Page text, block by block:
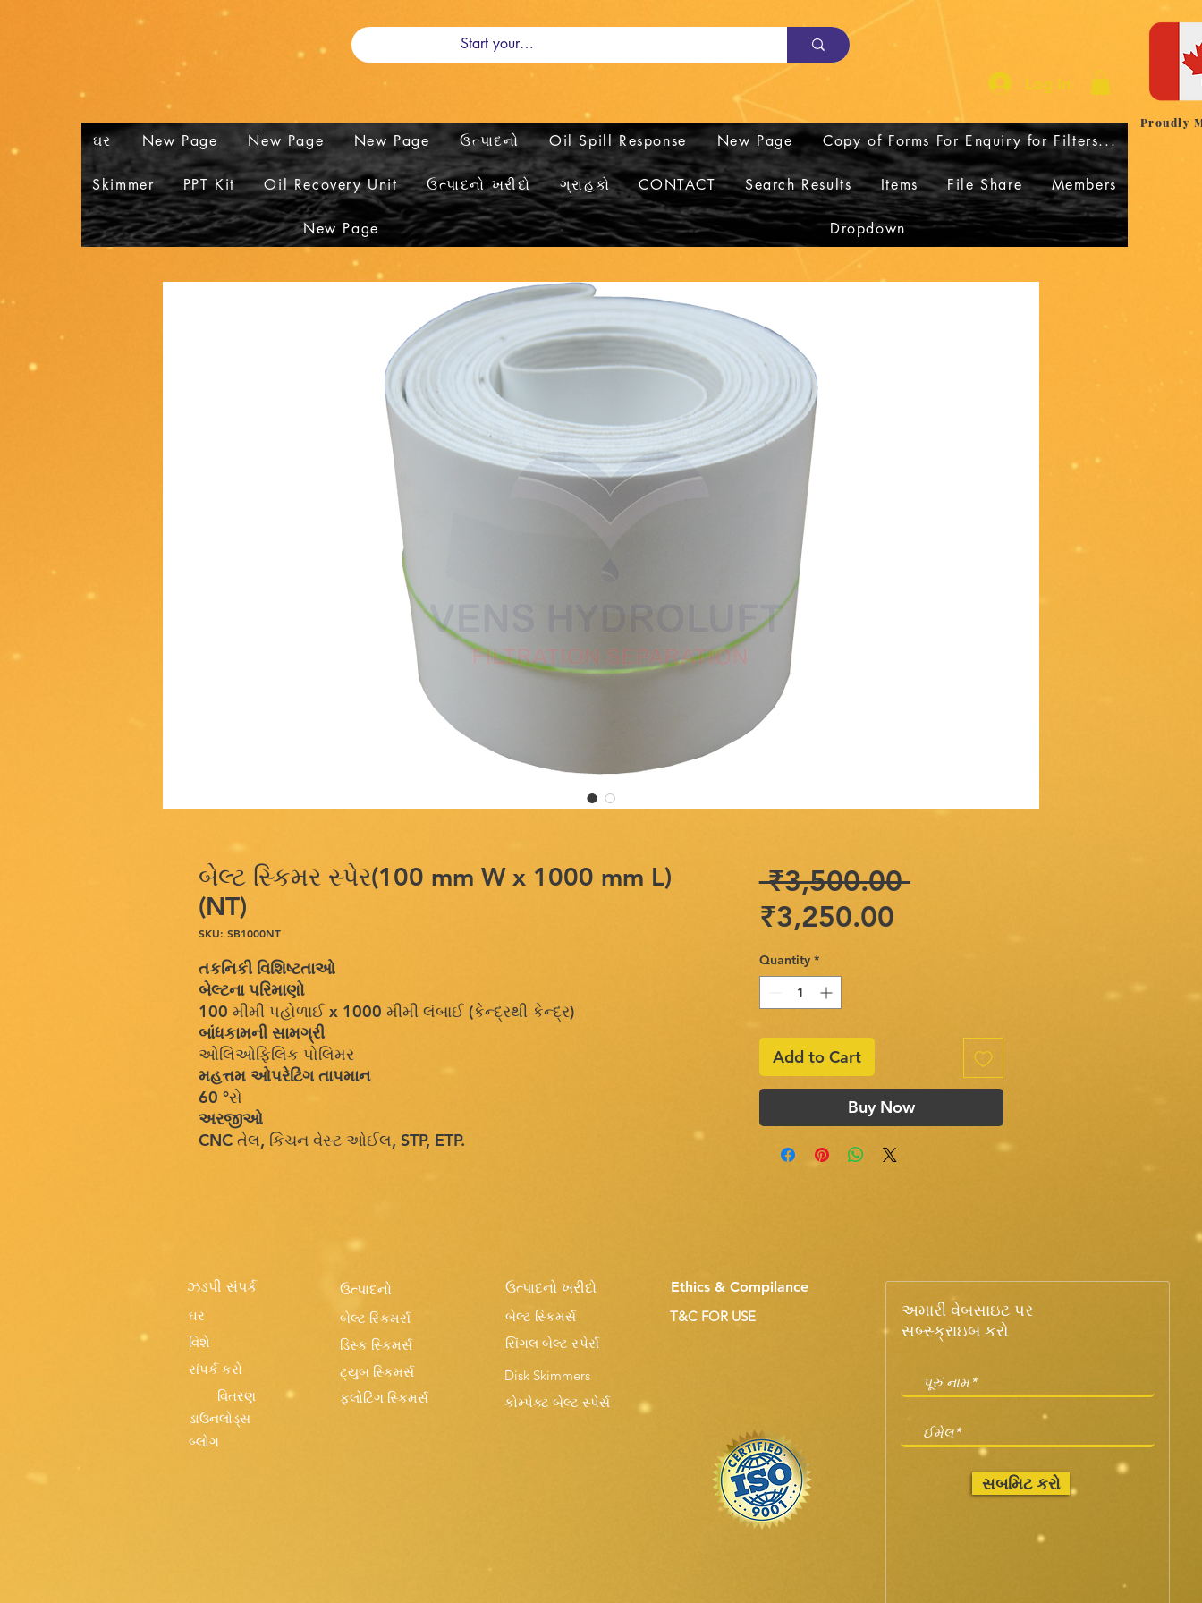
Log In
ઘર New Page New Page New Page ઉત્પાદનો Oil Spill Response New Page Copy of Forms For Enquiry for Filters...
Skimmer PPT Kit Oil Recovery Unit ઉત્પાદનો ખરીદો ગ્રાહકો CONTACT Search Results Items File Share Members
New Page Dropdown
Proudly
બેલ્ટ સ્કિમર સ્પેર(100 mm W x 1000 mm L)
(NT)
SKU: SB1000NT
તકનિકી વિશિષ્ટતાઓ
બેલ્ટના પરિમાણો
100 મીમી પહોળાઈ x 1000 મીમી લંબાઈ (કેન્દ્રથી કેન્દ્ર)
બાંધકામની સામગ્રી
ઓલિઓફિલિક પોલિમર
મહત્તમ ઓપરેટિંગ તાપમાન
60 °સે
અરજીઓ
CNC તેલ, કિચન વેસ્ટ ઓઈલ, STP, ETP.
₹3,500.00 Regular
₹3,250.00Sale
Quantity *
Add to Cart
Buy Now
ઝડપી સંપર્ક
ઘર
વિશે
સંપર્ક કરો
વિતરણ
ડાઉનલોડ્સ
બ્લોગ
ઉત્પાદનો
બેલ્ટ સ્કિમર્સ
ડિસ્ક સ્કિમર્સ
ટ્યુબ સ્કિમર્સ
ફ્લોટિંગ સ્કિમર્સ
ઉત્પાદનો ખરીદો
બેલ્ટ સ્કિમર્સ
Ethics & Compilance
T&C FOR USE
સિંગલ બેલ્ટ સ્પેર્સ
Disk Skimmers
કોમ્પેક્ટ બેલ્ટ સ્પેર્સ
અમારી વેબસાઇટ પર
સબ્સ્ક્રાઇબ કરો
સબમિટ કરો